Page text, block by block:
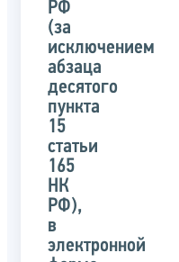
РФ
(за
исключением
абзаца
десятого
пункта
15
статьи
165
НК
РФ),
в
электронной